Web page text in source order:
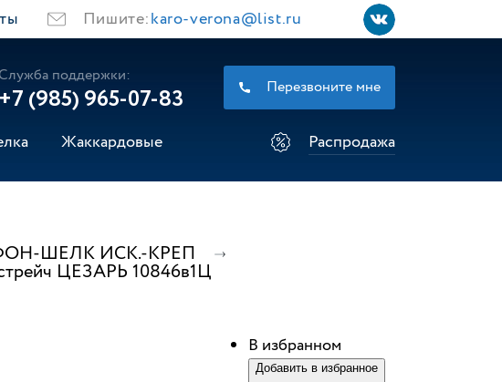
Пишите:karo-verona@list.ru
поддержки:
+7 (985) 965-07-83
Перезвоните мне
Жаккардовые Распродажа
ШЕЛК ИСК.-КРЕП
ЦЕЗАРЬ 10846в1Ц
В избранном
Добавить в избранное